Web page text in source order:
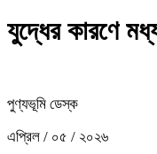
যুদ্ধের কারণে
পুণ্যভূমি ডেস্ক
এপ্রিল / ০৫ / ২০২৬